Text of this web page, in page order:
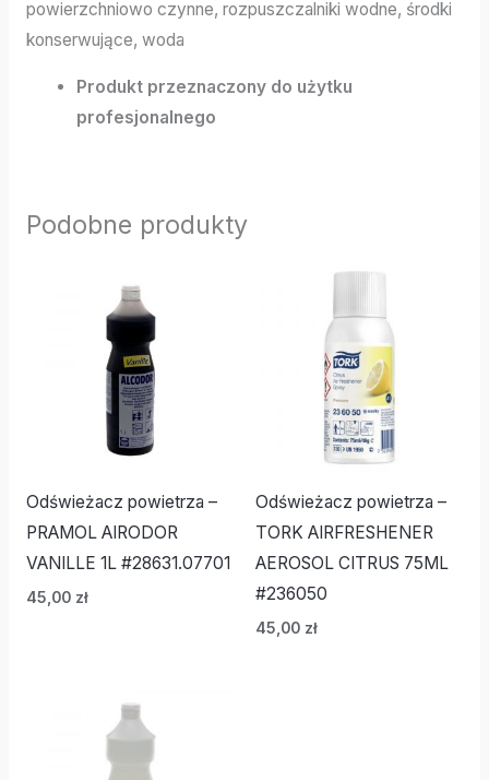
powierzchniowo czynne, rozpuszczalniki wodne, środki
konserwujące, woda
Produkt przeznaczony do użytku
profesjonalnego
Podobne produkty
Odświeżacz powietrza –
PRAMOL AIRODOR
VANILLE 1L #28631.07701
45,00 zł
Odświeżacz powietrza –
TORK AIRFRESHENER
AEROSOL CITRUS 75ML
#236050
45,00 zł